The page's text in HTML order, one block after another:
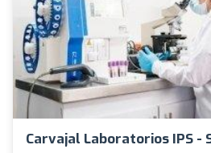
Carvajal Laboratorios IPS -